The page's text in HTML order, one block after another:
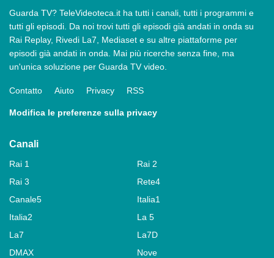
Guarda TV? TeleVideoteca.it ha tutti i canali, tutti i programmi e
tutti gli episodi. Da noi trovi tutti gli episodi già andati in onda su
Rai Replay, Rivedi La7, Mediaset e su altre piattaforme per
episodi già andati in onda. Mai più ricerche senza fine, ma
un'unica soluzione per Guarda TV video.
Contatto Aiuto Privacy RSS
Modifica le preferenze sulla privacy
Canali
Rai 1
Rai 2
Rai 3
Rete4
Canale5
Italia1
Italia2
La 5
La7
La7D
DMAX
Nove